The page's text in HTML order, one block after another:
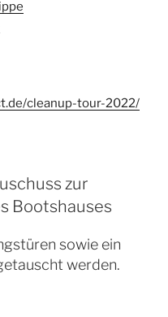
cleanup-tour-2022/
zur
Bootshauses
sowie ein
werden.